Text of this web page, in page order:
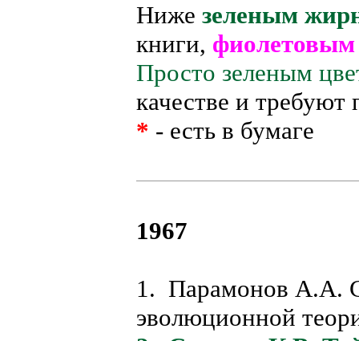
Ниже зеленым
книги,
Просто зеленым
качестве и требуют
* - есть в бумаге
1967
1. Парамонов А.А.
эволюционной